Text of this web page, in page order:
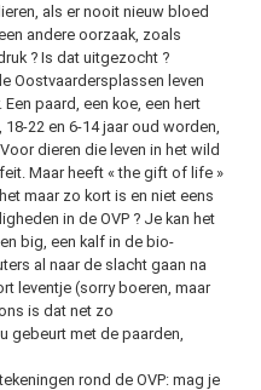
als er nooit nieuw bloed
andere oorzaak, zoals
? Is dat uitgezocht ?
Oostvaardersplassen leven
paard, een koe, een hert
22 en 6-14 jaar oud worden,
dieren die leven in het wild
Maar heeft « the gift of life »
maar zo kort is en niet eens
in de OVP ? Je kan het
big, een kalf in de bio-
al naar de slacht gaan na
leventje (sorry boeren, maar
is dat net zo
gebeurt met de paarden,
rond de OVP: mag je